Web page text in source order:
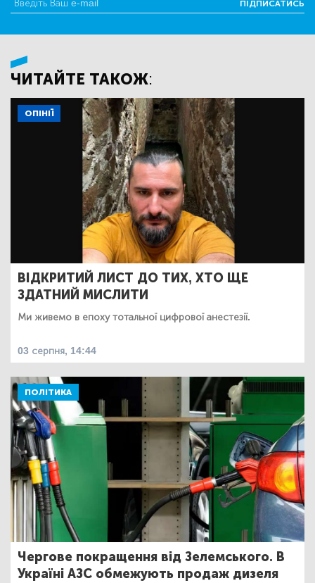
ПІДПИСАТИСЬ
ЧИТАЙТЕ ТАКОЖ:
ОПІНІЇ
ВІДКРИТИЙ ЛИСТ ДО ТИХ, ХТО ЩЕ
ЗДАТНИЙ МИСЛИТИ
Ми живемо в епоху тотальної цифрової анестезії.
03 серпня, 14:44
ПОЛІТИКА
Чергове покращення від Зелемського. В
Україні АЗС обмежують продаж дизеля